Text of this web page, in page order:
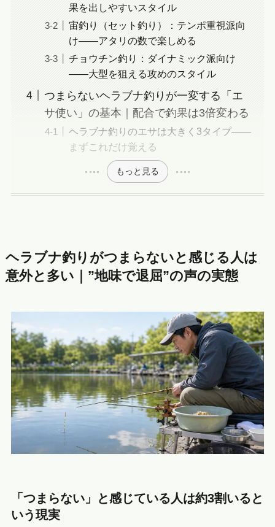
果を出しやすいスタイル
宙釣り（セット釣り）：テンポ重視派向
け——アタリの数で楽しめる
チョウチン釣り：ダイナミック派向け
——大型を狙える攻めのスタイル
つまらないヘラブナ釣りが一変する「エ
サ使い」の基本｜配合で釣果は3倍変わる
ヘラブナ釣りのエサは大きく3タイプ——
まずこれだけ覚える
もっと見る
ヘラブナ釣りがつまらないと感じる人は
意外と多い｜”地味で退屈”の声の実態
「つまらない」と感じている人は約3割いると
いう現実